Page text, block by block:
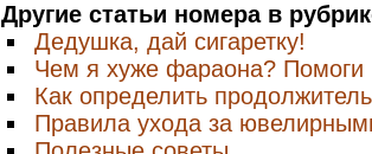
Другие статьи номера в
Дедушка, дай сигаретку!
Чем я хуже фараона? Помоги
Как определить
Правила ухода за